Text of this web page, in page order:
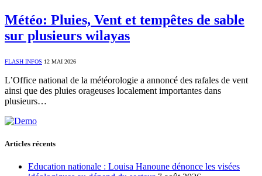
Météo: Pluies, Vent et tempêtes de sable
sur plusieurs wilayas
FLASH INFOS 12 MAI 2026
L’Office national de la météorologie a annoncé des rafales de vent
ainsi que des pluies orageuses localement importantes dans
plusieurs…
Articles récents
Education nationale : Louisa Hanoune dénonce les visées